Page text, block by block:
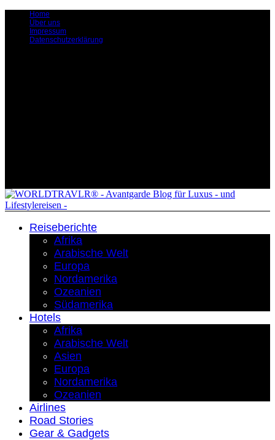
Home
Über uns
Impressum
Datenschutzerklärung
Reiseberichte
Afrika
Arabische Welt
Europa
Nordamerika
Ozeanien
Südamerika
Hotels
Afrika
Arabische Welt
Asien
Europa
Nordamerika
Ozeanien
Airlines
Road Stories
Gear & Gadgets